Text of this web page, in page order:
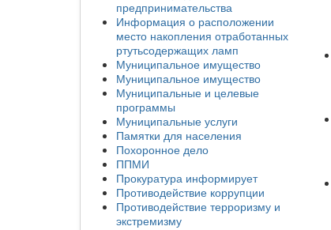
предпринимательства
Информация о расположении
место накопления отработанных
ртутьсодержащих ламп
Муниципальное имущество
Муниципальное имущество
Муниципальные и целевые
программы
Муниципальные услуги
Памятки для населения
Похоронное дело
ППМИ
Прокуратура информирует
Противодействие коррупции
Противодействие терроризму и
экстремизму